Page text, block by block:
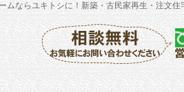
ならユキトシに！新築・古民家再生・注文住